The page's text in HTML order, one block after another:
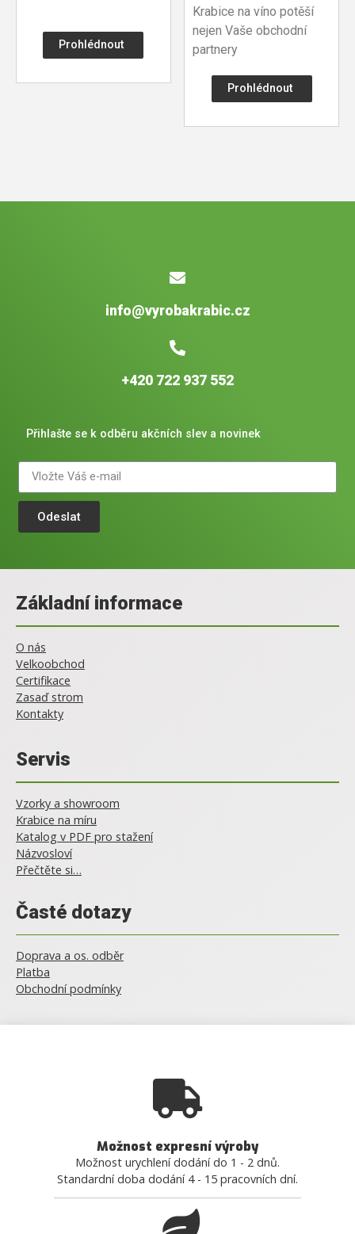
Prohlédnout
Krabice na víno potěší
nejen Vaše obchodní
partnery
Prohlédnout
info@vyrobakrabic.cz
+420 722 937 552
Přihlašte se k odběru akčních slev a novinek
Odeslat
Základní informace
O nás
Velkoobchod
Certifikace
Zasaď strom
Kontakty
Servis
Vzorky a showroom
Krabice na míru
Katalog v PDF pro stažení
Názvosloví
Přečtěte si…
Časté dotazy
Doprava a os. odběr
Platba
Obchodní podmínky
Možnost expresní výroby
Možnost urychlení dodání do 1 - 2 dnů.
Standardní doba dodání 4 - 15 pracovních dní.